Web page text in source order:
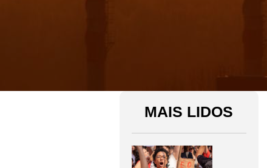
MAIS LIDOS